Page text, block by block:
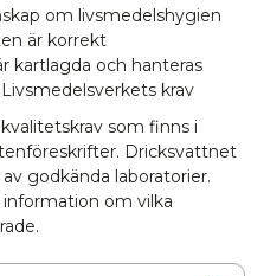
om livsmedelshygien
är korrekt
kartlagda och hanteras
krav
som finns i
Dricksvattnet
godkända laboratorier.
om vilka